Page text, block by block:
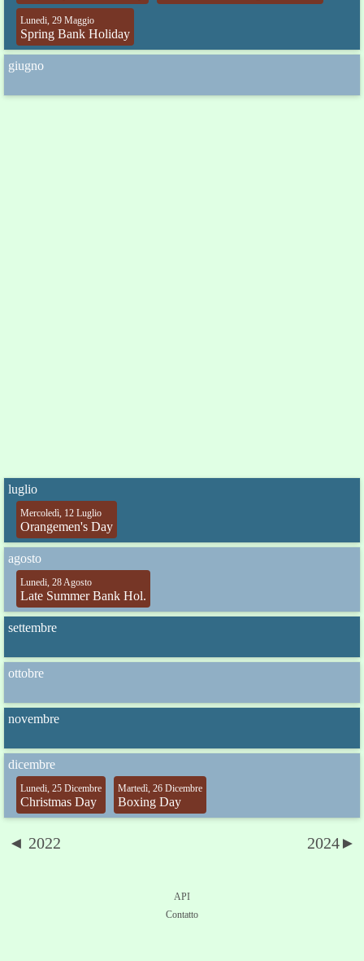
Lunedi, 29 Maggio
Spring Bank Holiday
giugno
luglio
Mercoledì, 12 Luglio
Orangemen's Day
agosto
Lunedi, 28 Agosto
Late Summer Bank Hol.
settembre
ottobre
novembre
dicembre
Lunedi, 25 Dicembre
Christmas Day
Martedì, 26 Dicembre
Boxing Day
◄ 2022 2024►
API
Contatto